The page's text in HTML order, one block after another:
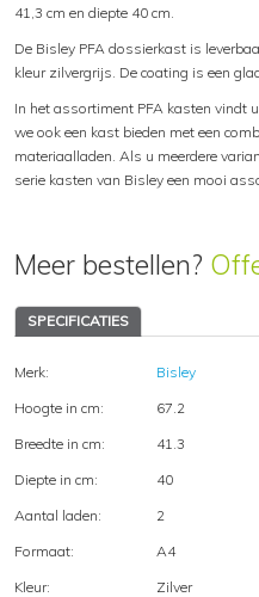
41,3 cm en diepte 40 cm.
De Bisley PFA dossierkast is
kleur zilvergrijs. De coating is een
In het assortiment PFA kasten vindt
we ook een kast bieden met een
materiaalladen. Als u meerdere
serie kasten van Bisley een mooi
Meer bestellen?
SPECIFICATIES
Merk:
Bisley
Hoogte in cm:
67.2
Breedte in cm:
41.3
Diepte in cm:
40
Aantal laden:
2
Formaat:
A4
Kleur:
Zilver